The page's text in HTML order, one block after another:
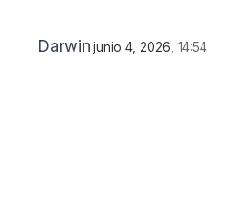
Darwin junio 4, 2026, 14:54